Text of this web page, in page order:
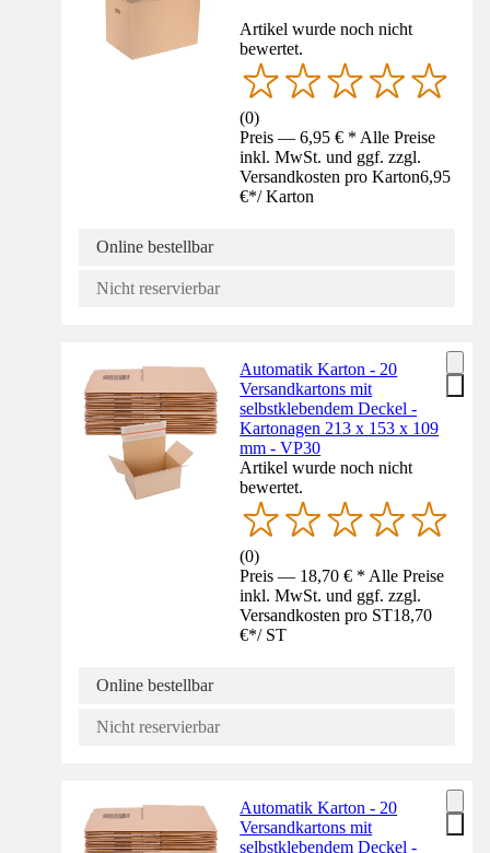
Artikel wurde noch nicht
bewertet.
(0)
Preis — 6,95 € * Alle Preise
inkl. MwSt. und ggf. zzgl.
Versandkosten pro Karton6,95
€*/ Karton
Online bestellbar
Nicht reservierbar
Automatik Karton - 20
Versandkartons mit
selbstklebendem Deckel -
Kartonagen 213 x 153 x 109
mm - VP30
Artikel wurde noch nicht
bewertet.
(0)
Preis — 18,70 € * Alle Preise
inkl. MwSt. und ggf. zzgl.
Versandkosten pro ST18,70
€*/ ST
Online bestellbar
Nicht reservierbar
Automatik Karton - 20
Versandkartons mit
selbstklebendem Deckel -